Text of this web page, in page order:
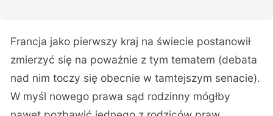
Francja jako pierwszy kraj na świecie postanowił
zmierzyć się na poważnie z tym tematem (debata
nad nim toczy się obecnie w tamtejszym senacie).
W myśl nowego prawa sąd rodzinny mógłby